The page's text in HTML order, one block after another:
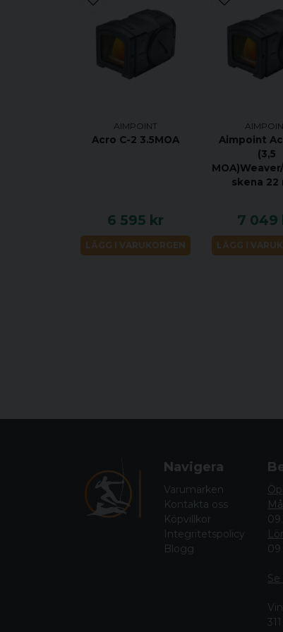
AIMPOINT
Acro C-2 3.5MOA
6 595 kr
LÄGG I VARUKORGEN
Aimpoint
(3,5
skena 22
7 049
LÄGG I
Navigera
Varumärken
Kontakta oss
Köpvillkor
Integritetspolicy
Blogg